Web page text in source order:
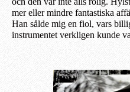
mer eller mindre fantastiska
Han sålde mig en fiol, vars
instrumentet verkligen kunde